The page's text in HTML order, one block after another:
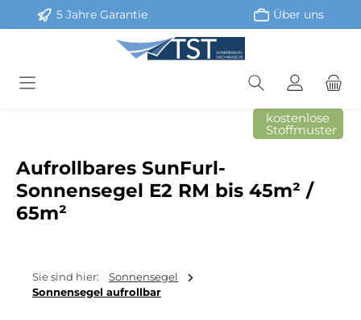
Zum Hauptinhalt springen
5 Jahre Garantie Über uns
kostenlose
Stoffmuster
Aufrollbares SunFurl-
Sonnensegel E2 RM bis 45m² /
65m²
Sie sind hier:
Sonnensegel
Sonnensegel aufrollbar